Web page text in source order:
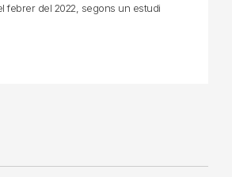
febrer del 2022, segons un estudi